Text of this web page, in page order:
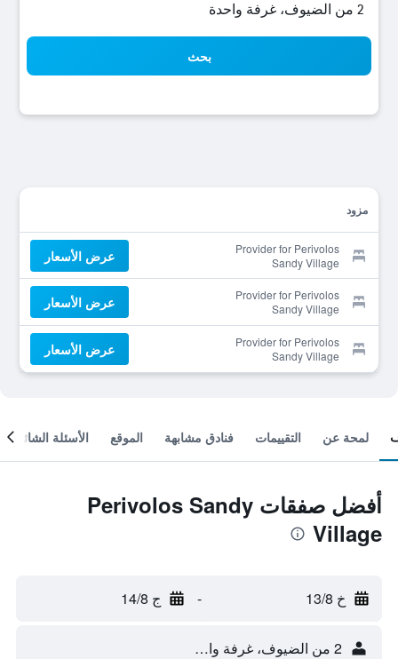
2 من الضيوف، غرفة واحدة
بحث
مزود
Provider for Perivolos
Sandy Village
عرض الأسعار
Provider for Perivolos
Sandy Village
عرض الأسعار
Provider for Perivolos
Sandy Village
عرض الأسعار
لمحة عن التقييمات فنادق مشابهة الموقع الأسئلة الشائعة
أفضل صفقات Perivolos Sandy
Village
خ 13/8 - ج 14/8
2 من الضيوف، غرفة واحدة